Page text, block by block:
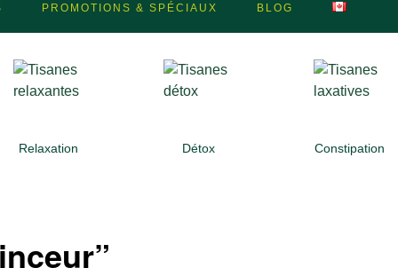
PROMOTIONS & SPÉCIAUX BLOG
Relaxation Détox Constipation